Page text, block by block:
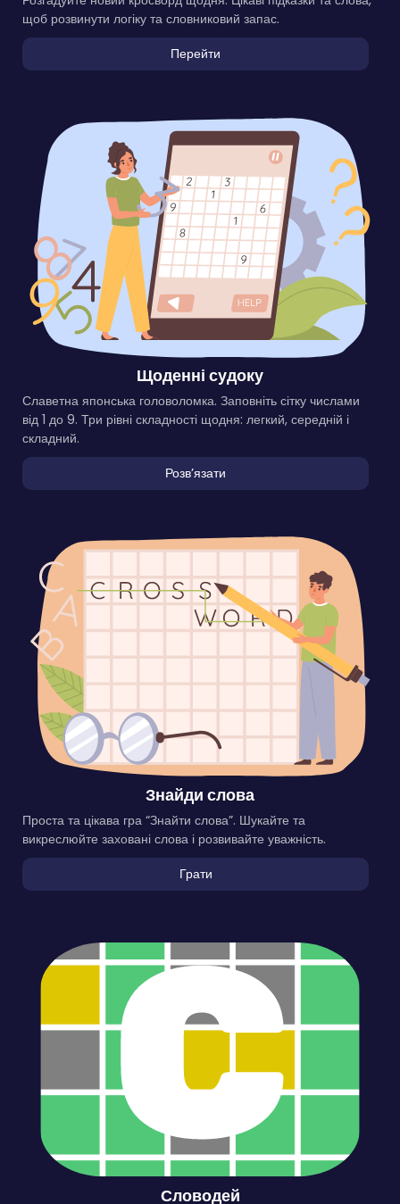
щоб розвинути логіку та словниковий запас.
Перейти
Щоденні судоку
Славетна японська головоломка. Заповніть сітку числами
від 1 до 9. Три рівні складності щодня: легкий, середній і
складний.
Розвʼязати
Знайди слова
Проста та цікава гра “Знайти слова”. Шукайте та
викреслюйте заховані слова і розвивайте уважність.
Грати
Словодей